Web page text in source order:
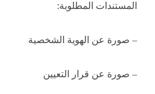
المستندات المطلوبة:
– صورة عن الهوية الشخصية
– صورة عن قرار التعيين